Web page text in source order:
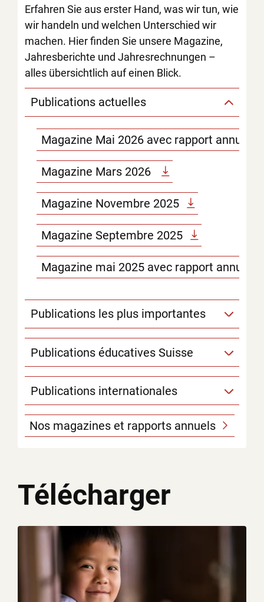
Erfahren Sie aus erster Hand, was wir tun, wie
wir handeln und welchen Unterschied wir
machen. Hier finden Sie unsere Magazine,
Jahresberichte und Jahresrechnungen –
alles übersichtlich auf einen Blick.
Publications actuelles
Magazine Mai 2026 avec rapport annuel
Magazine Mars 2026
Magazine Novembre 2025
Magazine Septembre 2025
Magazine mai 2025 avec rapport annuel
Publications les plus importantes
Publications éducatives Suisse
Publications internationales
Nos magazines et rapports annuels
Télécharger